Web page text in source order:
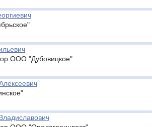
ООО "Дубовицкое"